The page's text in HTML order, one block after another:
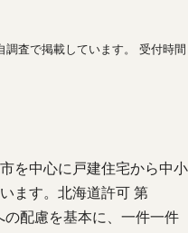
査で掲載しています。 受付時間
を中心に戸建住宅から中小
ます。北海道許可 第
配慮を基本に、一件一件